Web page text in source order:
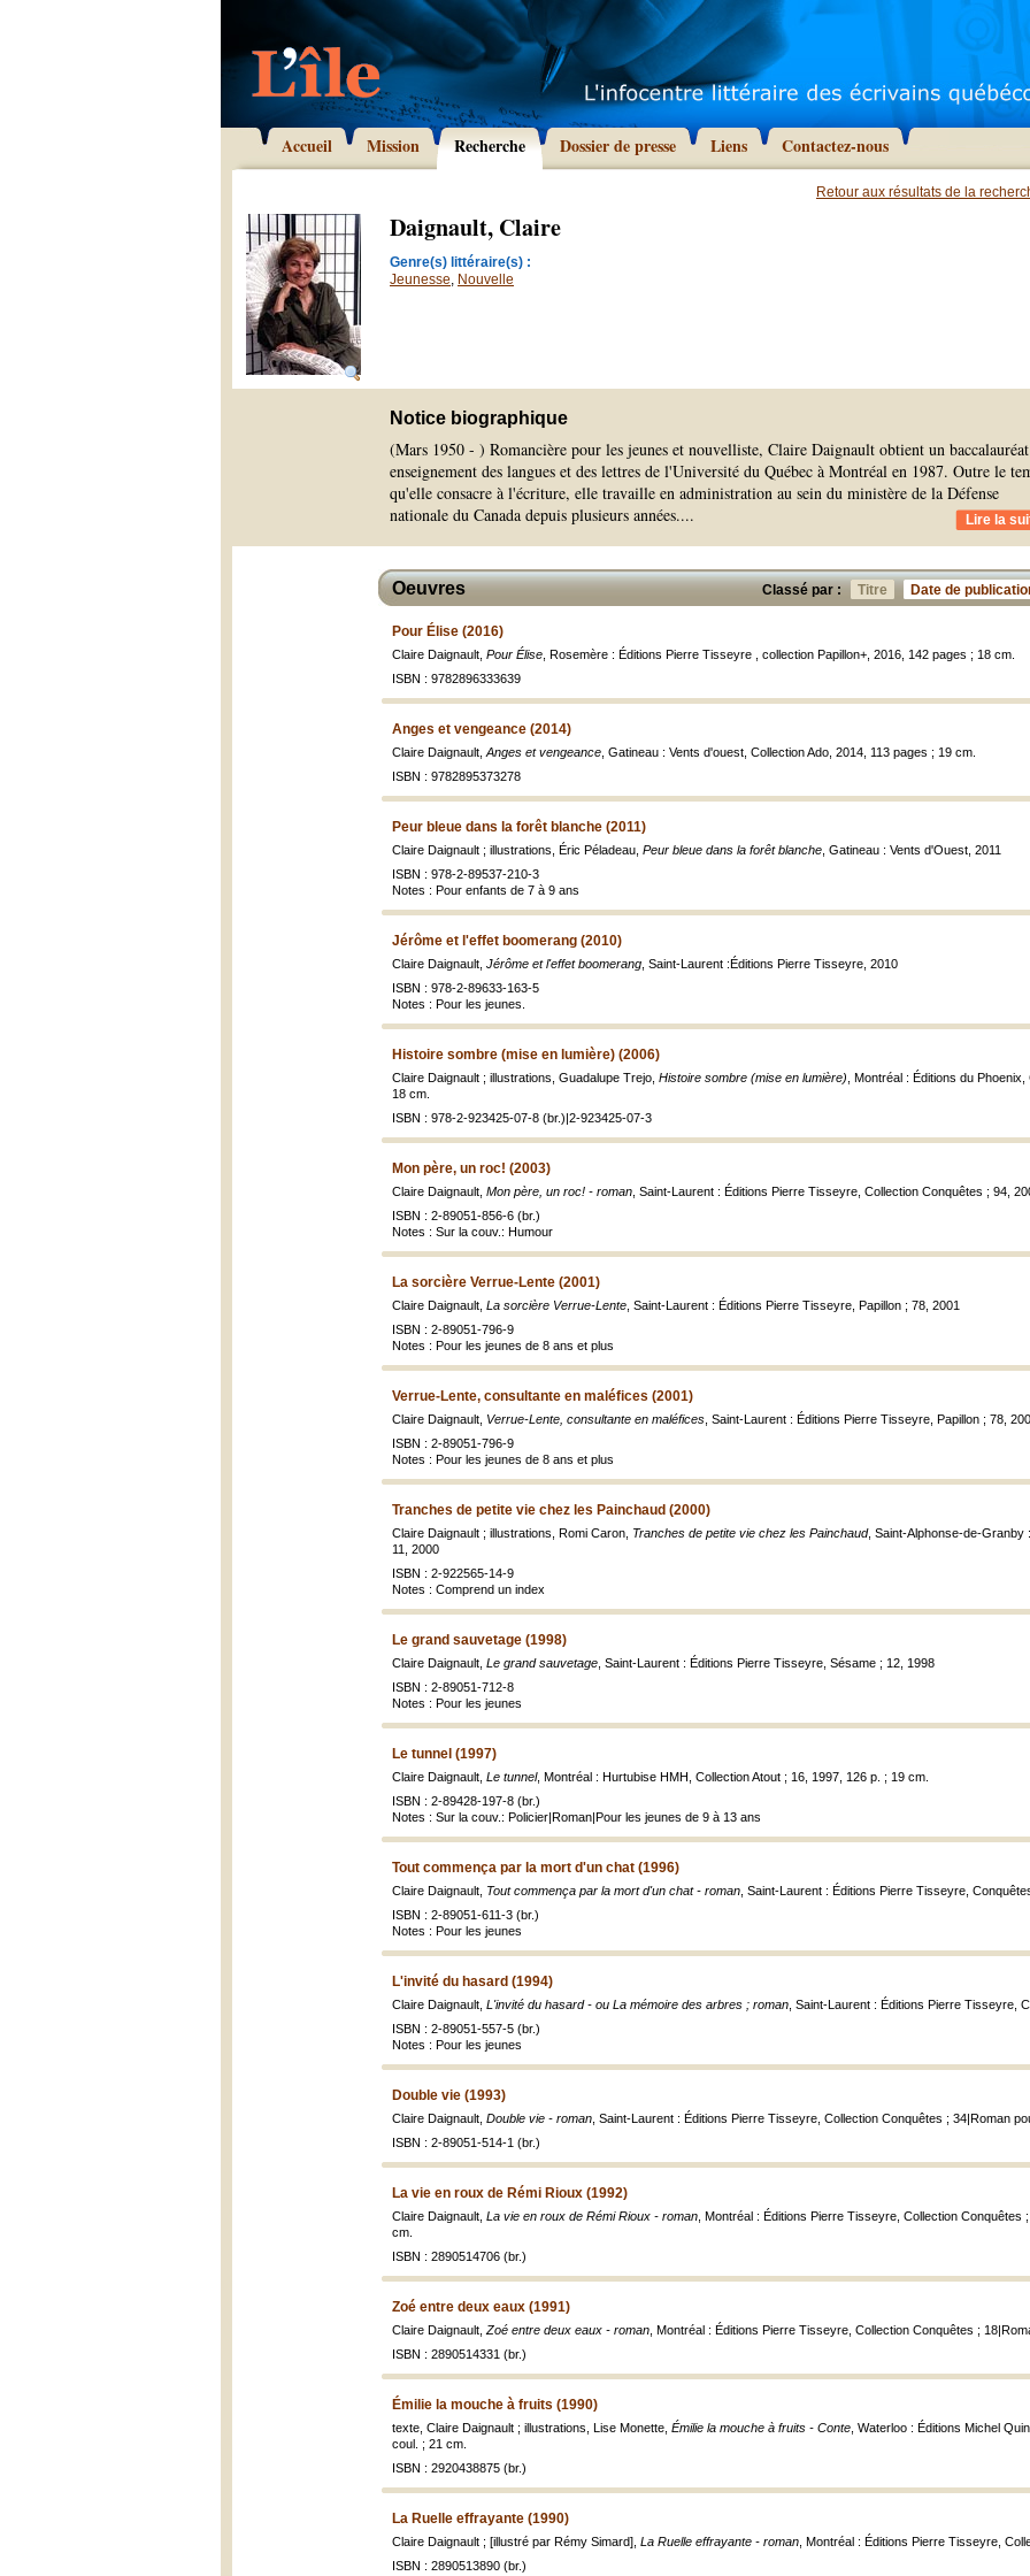
Accueil Mission Recherche Dossier de presse Liens Contactez-nous
Retour aux résultats de la
Daignault, Claire
Genre(s) littéraire(s) :
Jeunesse, Nouvelle
Notice biographique
(Mars 1950 - ) Romancière pour les jeunes et nouvelliste, Claire Daignault obtient un
enseignement des langues et des lettres de l'Université du Québec à Montréal en 1987. Outre le
qu'elle consacre à l'écriture, elle travaille en administration au sein du ministère de la Défense
nationale du Canada depuis plusieurs années.... Lire la
Classé par : Titre Date de
Oeuvres
Pour Élise (2016)
Claire Daignault, Pour Élise , Rosemère : Éditions Pierre Tisseyre , collection Papillon+, 2016, 142 pages ; 18 cm.
ISBN : 9782896333639
Anges et vengeance (2014)
Claire Daignault, Anges et vengeance , Gatineau : Vents d'ouest, Collection Ado, 2014, 113 pages ; 19 cm.
ISBN : 9782895373278
Peur bleue dans la forêt blanche (2011)
Claire Daignault ; illustrations, Éric Péladeau, Peur bleue dans la forêt blanche , Gatineau : Vents d'Ouest, 2011
ISBN : 978-2-89537-210-3
Notes : Pour enfants de 7 à 9 ans
Jérôme et l'effet boomerang (2010)
Claire Daignault, Jérôme et l'effet boomerang , Saint-Laurent :Éditions Pierre Tisseyre, 2010
ISBN : 978-2-89633-163-5
Notes : Pour les jeunes.
Histoire sombre (mise en lumière) (2006)
Claire Daignault ; illustrations, Guadalupe Trejo, Histoire sombre (mise en lumière) , Montréal : Éditions du
18 cm.
ISBN : 978-2-923425-07-8 (br.)|2-923425-07-3
Mon père, un roc! (2003)
Claire Daignault, Mon père, un roc! - roman , Saint-Laurent : Éditions Pierre Tisseyre, Collection Conquêtes ; 94,
ISBN : 2-89051-856-6 (br.)
Notes : Sur la couv.: Humour
La sorcière Verrue-Lente (2001)
Claire Daignault, La sorcière Verrue-Lente , Saint-Laurent : Éditions Pierre Tisseyre, Papillon ; 78, 2001
ISBN : 2-89051-796-9
Notes : Pour les jeunes de 8 ans et plus
Verrue-Lente, consultante en maléfices (2001)
Claire Daignault, Verrue-Lente, consultante en maléfices , Saint-Laurent : Éditions Pierre Tisseyre, Papillon ; 78,
ISBN : 2-89051-796-9
Notes : Pour les jeunes de 8 ans et plus
Tranches de petite vie chez les Painchaud (2000)
Claire Daignault ; illustrations, Romi Caron, Tranches de petite vie chez les Painchaud, Saint-Alphonse-de-Granby
11, 2000
ISBN : 2-922565-14-9
Notes : Comprend un index
Le grand sauvetage (1998)
Claire Daignault, Le grand sauvetage , Saint-Laurent : Éditions Pierre Tisseyre, Sésame ; 12, 1998
ISBN : 2-89051-712-8
Notes : Pour les jeunes
Le tunnel (1997)
Claire Daignault, Le tunnel, Montréal : Hurtubise HMH, Collection Atout ; 16, 1997, 126 p. ; 19 cm.
ISBN : 2-89428-197-8 (br.)
Notes : Sur la couv.: Policier|Roman|Pour les jeunes de 9 à 13 ans
Tout commença par la mort d'un chat (1996)
Claire Daignault, Tout commença par la mort d'un chat - roman , Saint-Laurent : Éditions Pierre Tisseyre,
ISBN : 2-89051-611-3 (br.)
Notes : Pour les jeunes
L'invité du hasard (1994)
Claire Daignault, L'invité du hasard - ou La mémoire des arbres ; roman , Saint-Laurent : Éditions Pierre Tisseyre,
ISBN : 2-89051-557-5 (br.)
Notes : Pour les jeunes
Double vie (1993)
Claire Daignault, Double vie - roman , Saint-Laurent : Éditions Pierre Tisseyre, Collection Conquêtes ; 34|Roman
ISBN : 2-89051-514-1 (br.)
La vie en roux de Rémi Rioux (1992)
Claire Daignault, La vie en roux de Rémi Rioux - roman , Montréal : Éditions Pierre Tisseyre, Collection
cm.
ISBN : 2890514706 (br.)
Zoé entre deux eaux (1991)
Claire Daignault, Zoé entre deux eaux - roman , Montréal : Éditions Pierre Tisseyre, Collection Conquêtes ;
ISBN : 2890514331 (br.)
Émilie la mouche à fruits (1990)
texte, Claire Daignault ; illustrations, Lise Monette, Émilie la mouche à fruits - Conte , Waterloo : Éditions Michel
coul. ; 21 cm.
ISBN : 2920438875 (br.)
La Ruelle effrayante (1990)
Claire Daignault ; [illustré par Rémy Simard], La Ruelle effrayante - roman , Montréal : Éditions Pierre Tisseyre,
ISBN : 2890513890 (br.)